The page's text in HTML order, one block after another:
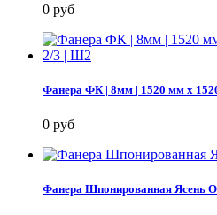
0 руб
Фанера ФК | 8мм | 1520 мм х
0 руб
Фанера Шпонированная Ясень